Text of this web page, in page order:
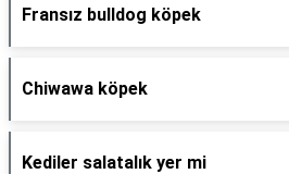
Fransız bulldog köpek
Chiwawa köpek
Kediler salatalık yer mi